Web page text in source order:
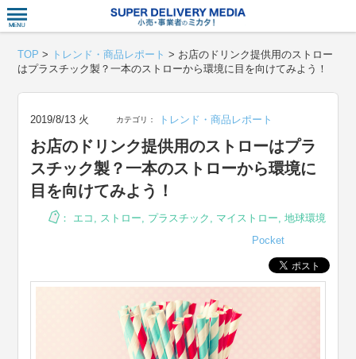
TOP > トレンド・商品レポート > お店のドリンク提供用のストロー
はプラスチック製？一本のストローから環境に目を向けてみよう！
2019/8/13 火 カテゴリ： トレンド・商品レポート
お店のドリンク提供用のストローはプラ
スチック製？一本のストローから環境に
目を向けてみよう！
： エコ , ストロー, プラスチック , マイストロー, 地球環境
Pocket